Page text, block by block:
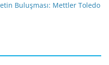
Buluşması: Mettler Toledo